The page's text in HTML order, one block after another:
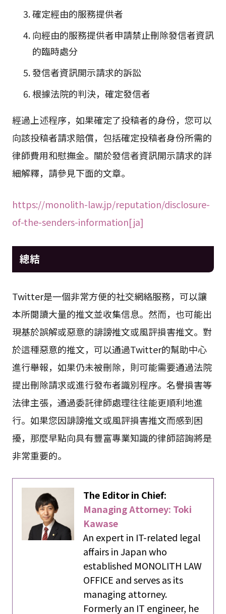
確定經由的服務提供者
向經由的服務提供者申請禁止刪除發信者資訊
的臨時處分
發信者資訊開示請求的訴訟
根據法院的判決，確定發信者
經過上述程序，如果確定了投稿者的身份，您可以
向該投稿者請求賠償，包括確定投稿者身份所需的
律師費用和慰撫金。關於發信者資訊開示請求的詳
細解釋，請參見下面的文章。
https://monolith-law.jp/reputation/disclosure-
of-the-senders-information[ja]
總結
Twitter是一個非常方便的社交網絡服務，可以讓
本所閱讀大量的推文並收集信息。然而，也可能出
現基於誤解或惡意的誹謗推文或風評損害推文。對
於這種惡意的推文，可以通過Twitter的幫助中心
進行舉報，如果仍未被刪除，則可能需要通過法院
提出刪除請求或進行發布者識別程序。名譽損害等
法律主張，通過委託律師處理往往能更順利地進
行。如果您因誹謗推文或風評損害推文而感到困
擾，那麼早點向具有豐富專業知識的律師諮詢將是
非常重要的。
The Editor in Chief:
Managing Attorney: Toki
Kawase
An expert in IT-related legal
affairs in Japan who
established MONOLITH LAW
OFFICE and serves as its
managing attorney.
Formerly an IT engineer, he